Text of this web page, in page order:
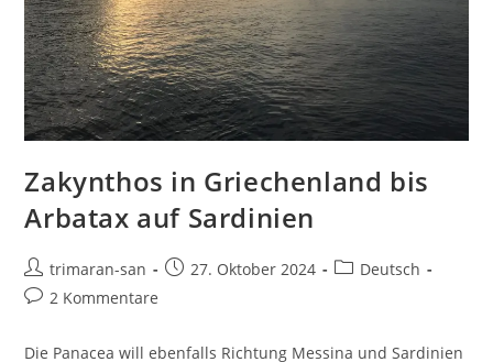
Zakynthos in Griechenland bis
Arbatax auf Sardinien
trimaran-san 27. Oktober 2024
Deutsch
2 Kommentare
Die Panacea will ebenfalls Richtung Messina und Sardinien